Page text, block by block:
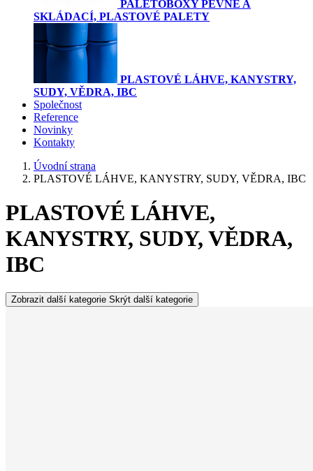
PALETOBOXY PEVNÉ A
SKLÁDACÍ, PLASTOVÉ PALETY
PLASTOVÉ LÁHVE, KANYSTRY,
SUDY, VĚDRA, IBC
Společnost
Reference
Novinky
Kontakty
Úvodní strana
PLASTOVÉ LÁHVE, KANYSTRY, SUDY, VĚDRA, IBC
PLASTOVÉ LÁHVE,
KANYSTRY, SUDY, VĚDRA,
IBC
Zobrazit další kategorie Skrýt další kategorie